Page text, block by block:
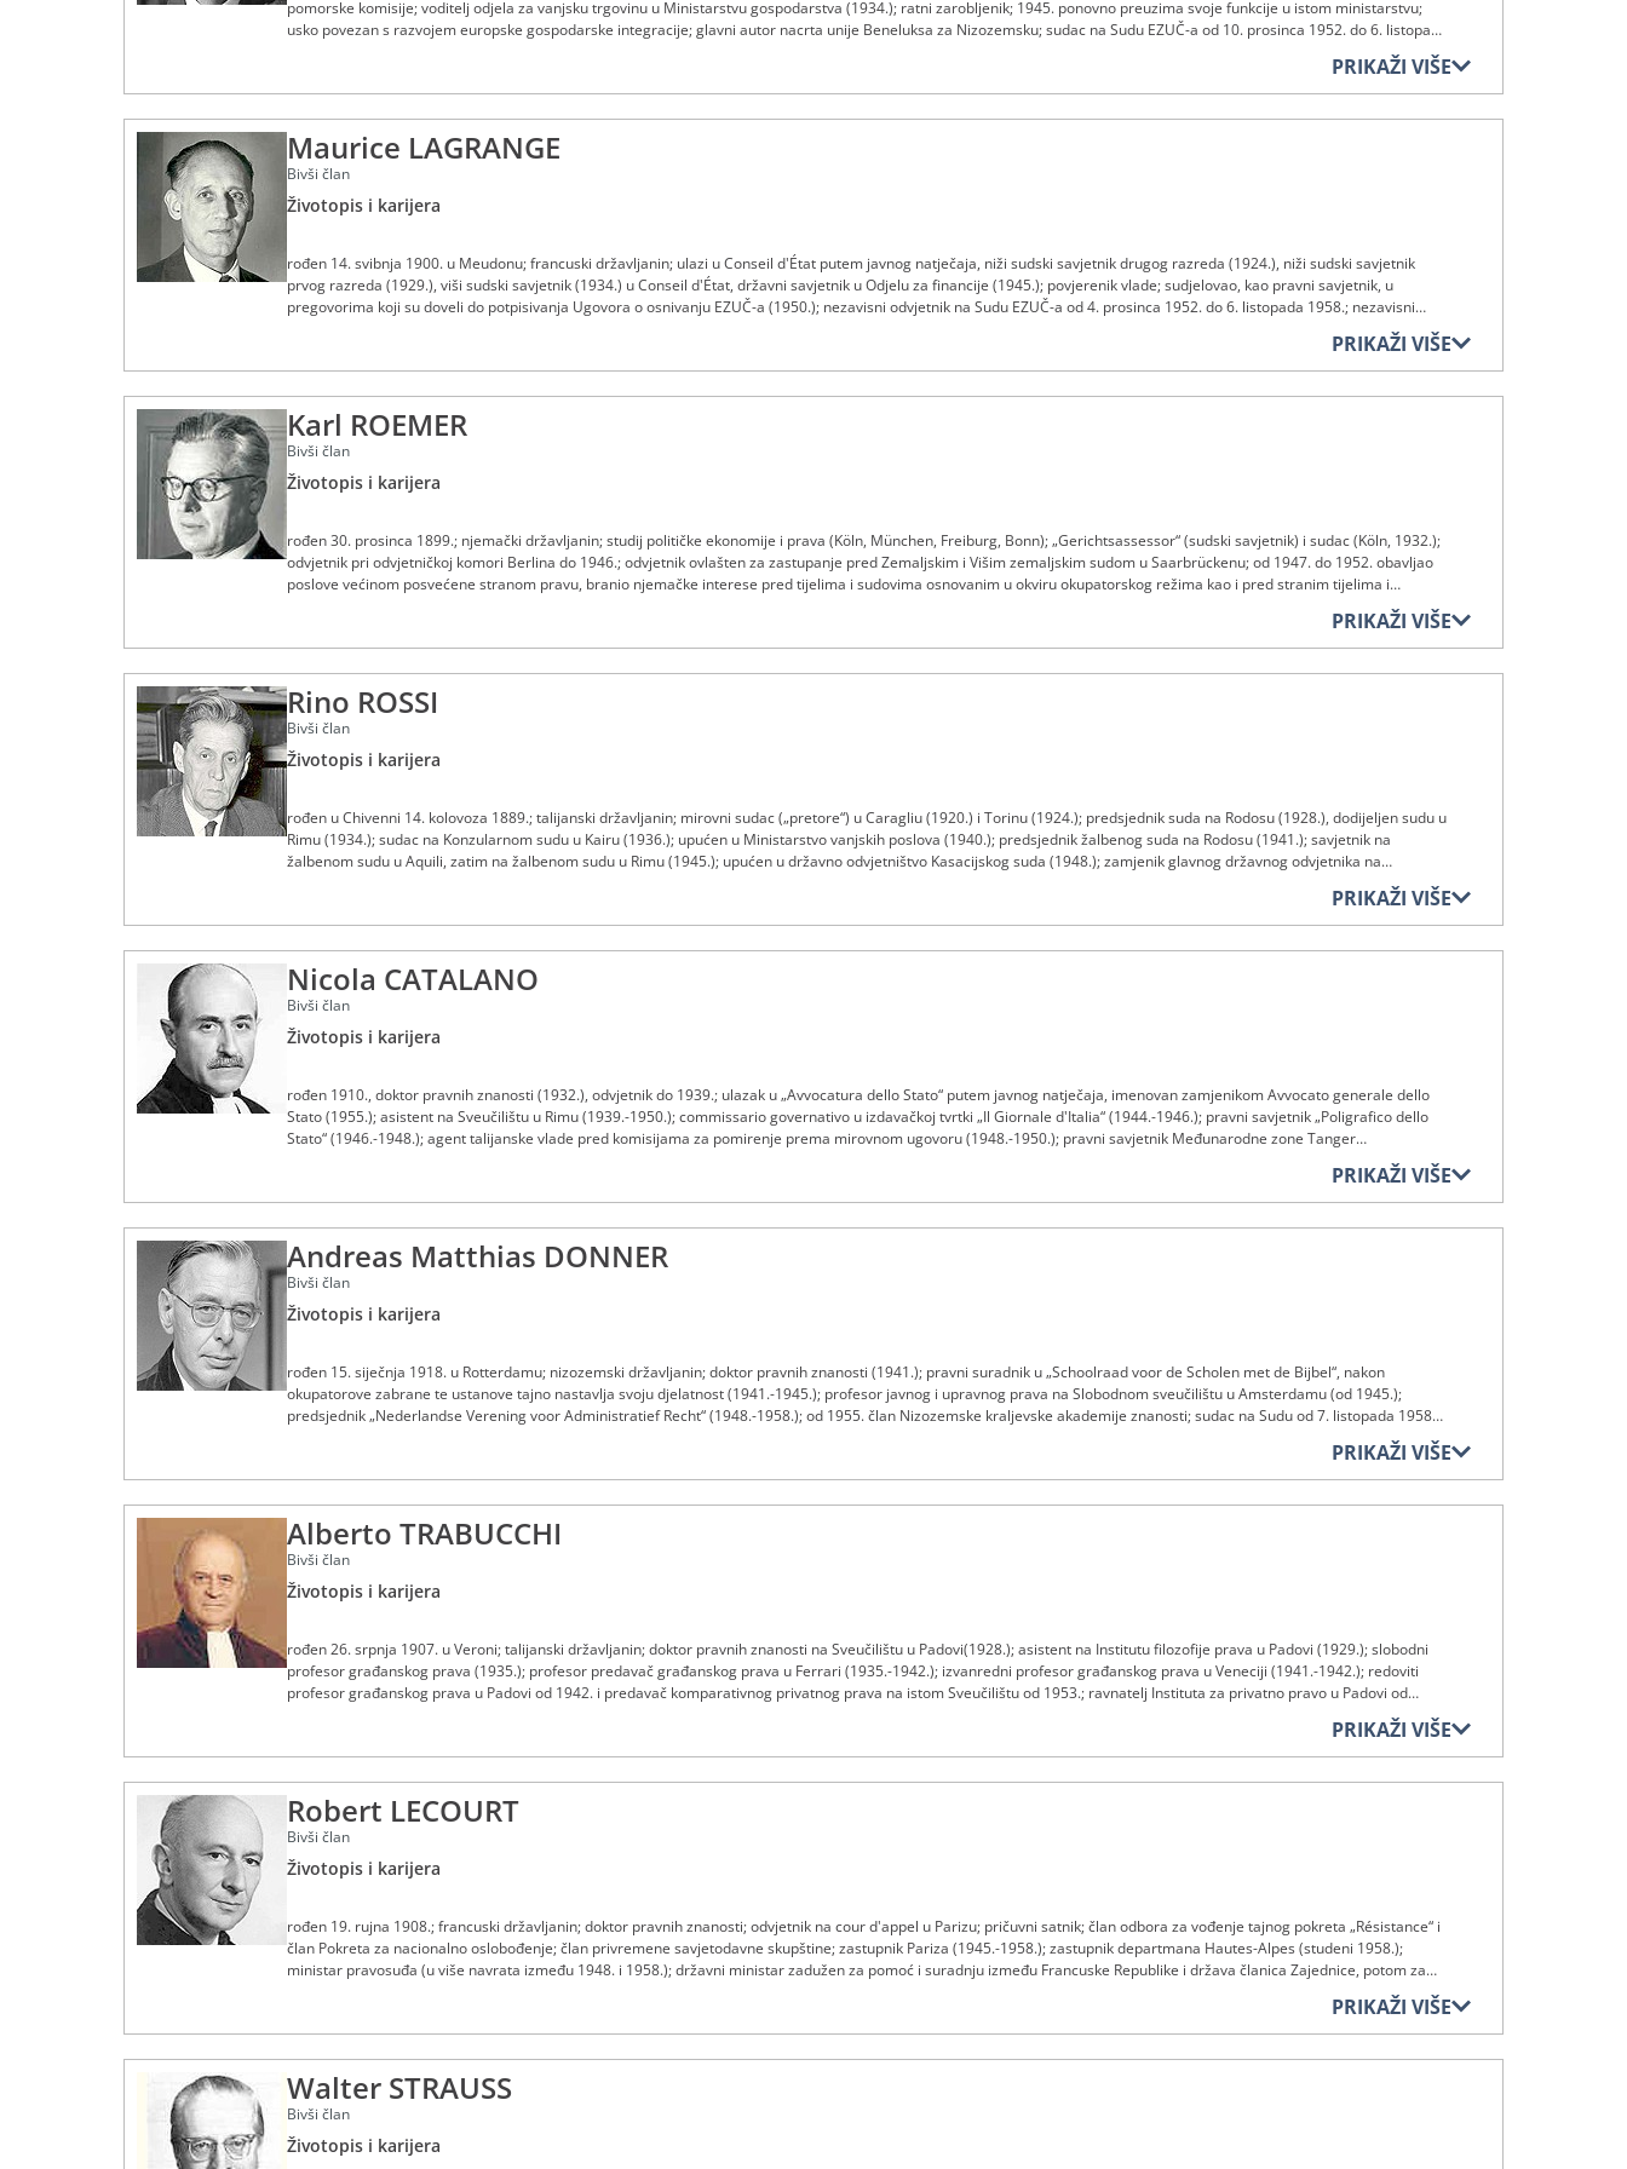
pomorske komisije; voditelj odjela za vanjsku trgovinu u Ministarstvu gospodarstva (1934.); ratni zarobljenik; 1945. ponovno preuzima svoje funkcije u istom ministarstvu;
usko povezan s razvojem europske gospodarske integracije; glavni autor nacrta unije Beneluksa za Nizozemsku; sudac na Sudu EZUČ-a od 10. prosinca 1952. do 6. listopada
PRIKAŽI VIŠE
Maurice LAGRANGE
Bivši član
Životopis i karijera
rođen 14. svibnja 1900. u Meudonu; francuski državljanin; ulazi u Conseil d'État putem javnog natječaja, niži sudski savjetnik drugog razreda (1924.), niži sudski savjetnik
prvog razreda (1929.), viši sudski savjetnik (1934.) u Conseil d'État, državni savjetnik u Odjelu za financije (1945.); povjerenik vlade; sudjelovao, kao pravni savjetnik, u
pregovorima koji su doveli do potpisivanja Ugovora o osnivanju EZUČ-a (1950.); nezavisni odvjetnik na Sudu EZUČ-a od 4. prosinca 1952. do 6. listopada 1958.; nezavisni
PRIKAŽI VIŠE
Karl ROEMER
Bivši član
Životopis i karijera
rođen 30. prosinca 1899.; njemački državljanin; studij političke ekonomije i prava (Köln, München, Freiburg, Bonn); „Gerichtsassessor“ (sudski savjetnik) i sudac (Köln, 1932.);
odvjetnik pri odvjetničkoj komori Berlina do 1946.; odvjetnik ovlašten za zastupanje pred Zemaljskim i Višim zemaljskim sudom u Saarbrückenu; od 1947. do 1952. obavljao
poslove većinom posvećene stranom pravu, branio njemačke interese pred tijelima i sudovima osnovanim u okviru okupatorskog režima kao i pred stranim tijelima i
sudovima; posebne misije za saveznu vladu prije osnivanja diplomatskih službi u inozemstvu; od 1947. do 1948. sudjeluje u radu „Sonderstelle für Geld und Kredit“ (Posebno
PRIKAŽI VIŠE
Rino ROSSI
Bivši član
Životopis i karijera
rođen u Chivenni 14. kolovoza 1889.; talijanski državljanin; mirovni sudac („pretore“) u Caragliu (1920.) i Torinu (1924.); predsjednik suda na Rodosu (1928.), dodijeljen sudu u
Rimu (1934.); sudac na Konzularnom sudu u Kairu (1936.); upućen u Ministarstvo vanjskih poslova (1940.); predsjednik žalbenog suda na Rodosu (1941.); savjetnik na
žalbenom sudu u Aquili, zatim na žalbenom sudu u Rimu (1945.); upućen u državno odvjetništvo Kasacijskog suda (1948.); zamjenik glavnog državnog odvjetnika na
PRIKAŽI VIŠE
Nicola CATALANO
Bivši član
Životopis i karijera
rođen 1910., doktor pravnih znanosti (1932.), odvjetnik do 1939.; ulazak u „Avvocatura dello Stato“ putem javnog natječaja, imenovan zamjenikom Avvocato generale dello
Stato (1955.); asistent na Sveučilištu u Rimu (1939.-1950.); commissario governativo u izdavačkoj tvrtki „Il Giornale d'Italia“ (1944.-1946.); pravni savjetnik „Poligrafico dello
Stato“ (1946.-1948.); agent talijanske vlade pred komisijama za pomirenje prema mirovnom ugovoru (1948.-1950.); pravni savjetnik Međunarodne zone Tanger
PRIKAŽI VIŠE
Andreas Matthias DONNER
Bivši član
Životopis i karijera
rođen 15. siječnja 1918. u Rotterdamu; nizozemski državljanin; doktor pravnih znanosti (1941.); pravni suradnik u „Schoolraad voor de Scholen met de Bijbel“, nakon
okupatorove zabrane te ustanove tajno nastavlja svoju djelatnost (1941.-1945.); profesor javnog i upravnog prava na Slobodnom sveučilištu u Amsterdamu (od 1945.);
predsjednik „Nederlandse Verening voor Administratief Recht“ (1948.-1958.); od 1955. član Nizozemske kraljevske akademije znanosti; sudac na Sudu od 7. listopada 1958.
do 29. ožujka 1979., predsjednik od 7. listopada 1958. do 7. listopada 1964.; profesor ustavnog prava na Sveučilištu u Groningenu (1979.-1984.); preminuo 24. kolovoza 1992.
PRIKAŽI VIŠE
Alberto TRABUCCHI
Bivši član
Životopis i karijera
rođen 26. srpnja 1907. u Veroni; talijanski državljanin; doktor pravnih znanosti na Sveučilištu u Padovi(1928.); asistent na Institutu filozofije prava u Padovi (1929.); slobodni
profesor građanskog prava (1935.); profesor predavač građanskog prava u Ferrari (1935.-1942.); izvanredni profesor građanskog prava u Veneciji (1941.-1942.); redoviti
profesor građanskog prava u Padovi od 1942. i predavač komparativnog privatnog prava na istom Sveučilištu od 1953.; ravnatelj Instituta za privatno pravo u Padovi od
1945; član Istituto Veneto u Veneciji i Akademija u Padovi, Veroni i Ferrari; sudac od 8. ožujka 1962. do 12. prosinca 1972., zatim nezavisni odvjetnik od 9. siječnja 1973. do 6.
PRIKAŽI VIŠE
Robert LECOURT
Bivši član
Životopis i karijera
rođen 19. rujna 1908.; francuski državljanin; doktor pravnih znanosti; odvjetnik na cour d'appel u Parizu; pričuvni satnik; član odbora za vođenje tajnog pokreta „Résistance“ i
član Pokreta za nacionalno oslobođenje; član privremene savjetodavne skupštine; zastupnik Pariza (1945.-1958.); zastupnik departmana Hautes-Alpes (studeni 1958.);
ministar pravosuđa (u više navrata između 1948. i 1958.); državni ministar zadužen za pomoć i suradnju između Francuske Republike i država članica Zajednice, potom za
prekomorske teritorije i teritorijalne zajednice i Saharu (siječanj 1959.-kolovoz 1961.); član izvršnog odbora Europskog pokreta; sudac na Sudu od 18. svibnja 1962. do 9.
PRIKAŽI VIŠE
Walter STRAUSS
Bivši član
Životopis i karijera